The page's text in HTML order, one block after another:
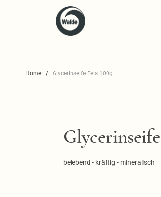
Home Glycerinseife Fels 100g
belebend - kräftig - mineralisch